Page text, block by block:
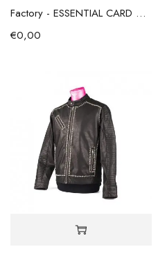
Factory - ESSENTIAL CARD – portafoglio e porta carte
€0,00